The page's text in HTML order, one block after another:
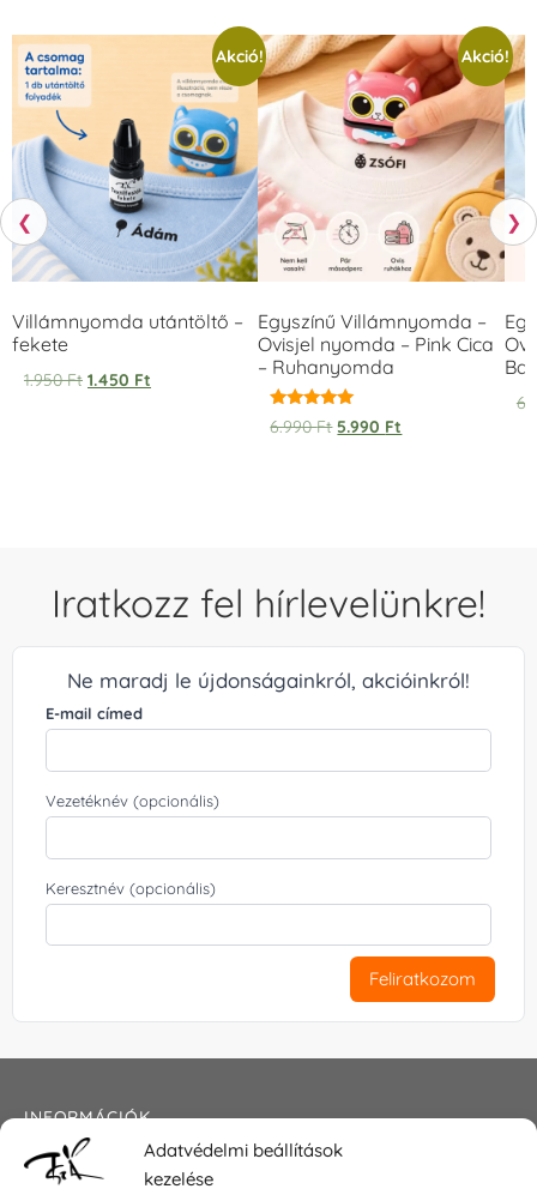
Adatvédelmi beállítások
kezelése
❮
Akció!
Villámnyomda utántöltő –
fekete
1.950Ft 1.450 Ft
Akció!
Egyszínű Villámnyomda –
Ovisjel nyomda – Pink Cica
– Ruhanyomda
Értékelés:
5.00
6.990Ft 5.990 Ft
❯
Iratkozz fel hírlevelünkre!
Ne maradj le újdonságainkról, akcióinkról!
E-mail címed
Vezetéknév (opcionális)
Keresztnév (opcionális)
Feliratkozom
INFORMÁCIÓK
Általános szerződési feltételek